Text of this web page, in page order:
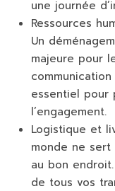
une journée
Ressources
Un
majeure pour
essentiel
l’engagement.
Logistique et
monde ne sert
au bon
de tous vos